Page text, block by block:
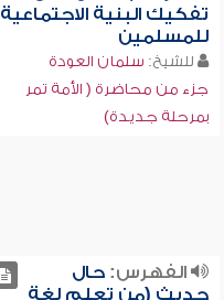
تفكيك البنية الاجتماعية
للمسلمين
للشيخ: سلمان العودة
جزء من محاضرة ( الأمة تمر
بمرحلة جديدة)
الفهرس:حال
حديث (من تعلم لغة